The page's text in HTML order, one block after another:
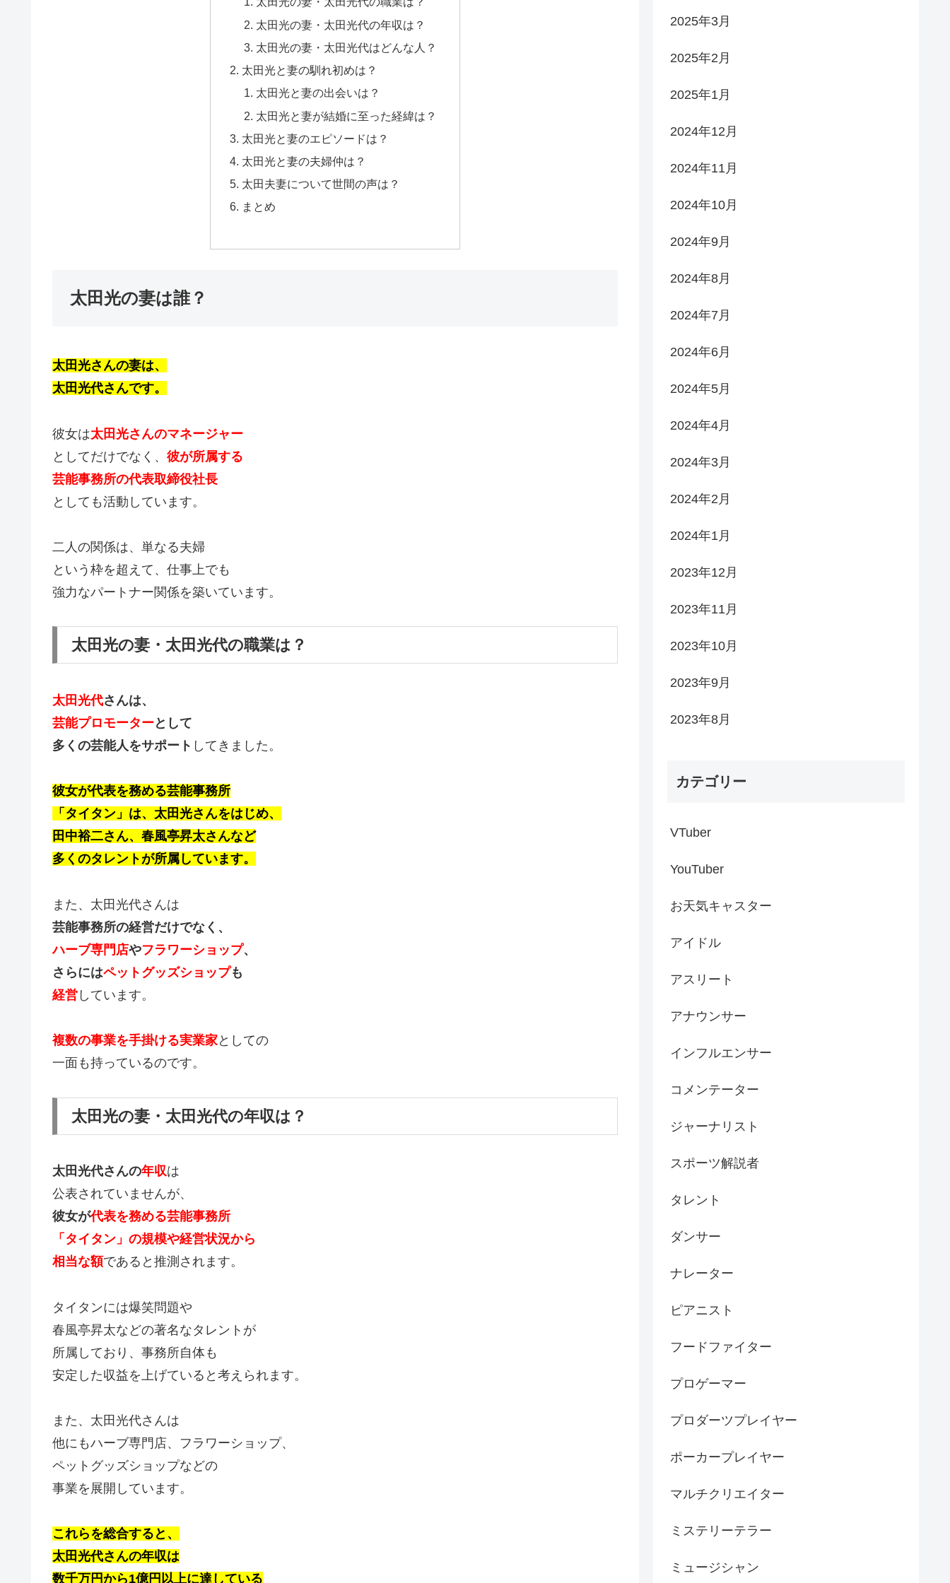
太田光の妻・太田光代の年収は？
太田光の妻・太田光代はどんな人？
太田光と妻の馴れ初めは？
太田光と妻の出会いは？
太田光と妻が結婚に至った経緯は？
太田光と妻のエピソードは？
太田光と妻の夫婦仲は？
太田夫妻について世間の声は？
まとめ
太田光の妻は誰？
太田光さんの妻は、
太田光代さんです。
彼女は太田光さんのマネージャー
としてだけでなく、 彼が所属する
芸能事務所の代表取締役社長
としても活動しています。
二人の関係は、単なる夫婦
という枠を超えて、仕事上でも
強力なパートナー関係を築いています。
太田光の妻・太田光代の職業は？
太田光代さんは、
芸能プロモーターとして
多くの芸能人をサポート してきました。
彼女が代表を務める芸能事務所
「タイタン」は、太田光さんをはじめ、
田中裕二さん、春風亭昇太さんなど
多くのタレントが所属しています。
また、太田光代さんは
芸能事務所の経営だけでなく、
ハーブ専門店やフラワーショップ、
さらにはペットグッズショップも
経営 しています。
複数の事業を手掛ける実業家としての
一面も持っているのです。
太田光の妻・太田光代の年収は？
太田光代さんの年収は
公表されていませんが、
彼女が代表を務める芸能事務所
「タイタン」の規模や経営状況から
相当な額であると推測されます。
タイタンには爆笑問題や
春風亭昇太などの著名なタレントが
所属しており、事務所自体も
安定した収益を上げていると考えられます。
また、太田光代さんは
他にもハーブ専門店、フラワーショップ、
ペットグッズショップなどの
事業を展開しています。
これらを総合すると、
太田光代さんの年収は
数千万円から1億円以上に達している
2025年3月
2025年2月
2025年1月
2024年12月
2024年11月
2024年10月
2024年9月
2024年8月
2024年7月
2024年6月
2024年5月
2024年4月
2024年3月
2024年2月
2024年1月
2023年12月
2023年11月
2023年10月
2023年9月
2023年8月
カテゴリー
VTuber
YouTuber
お天気キャスター
アイドル
アスリート
アナウンサー
インフルエンサー
コメンテーター
ジャーナリスト
スポーツ解説者
タレント
ダンサー
ナレーター
ピアニスト
フードファイター
プロゲーマー
プロダーツプレイヤー
ポーカープレイヤー
マルチクリエイター
ミステリーテラー
ミュージシャン